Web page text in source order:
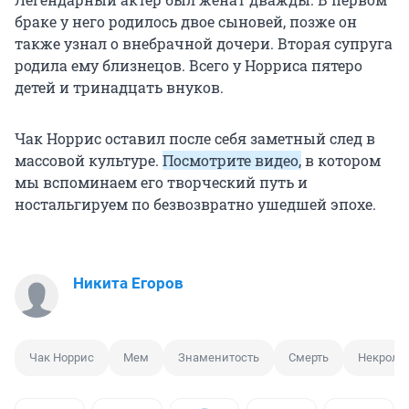
браке у него родилось двое сыновей, позже он
также узнал о внебрачной дочери. Вторая супруга
родила ему близнецов. Всего у Норриса пятеро
детей и тринадцать внуков.
Чак Норрис оставил после себя заметный след в
массовой культуре. Посмотрите видео,в котором
мы вспоминаем его творческий путь и
ностальгируем по безвозвратно ушедшей эпохе.
Никита Егоров
Чак Норрис Мем Знаменитость Смерть Некролог